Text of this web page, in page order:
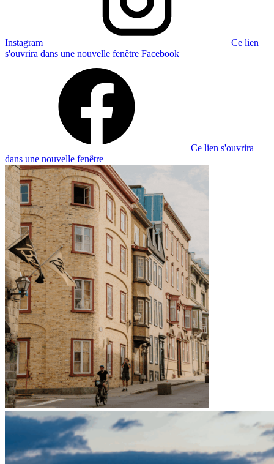
Instagram
Ce lien
s'ouvrira dans une nouvelle fenêtre Facebook
Ce lien s'ouvrira
dans une nouvelle fenêtre